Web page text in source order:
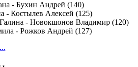
- Бухин Андрей (140)
- Костылев Алексей (125)
- Новокшонов Владимир (120)
- Рожков Андрей (127)